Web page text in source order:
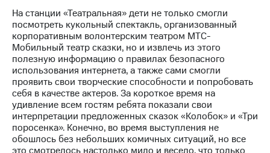
Финансовая
отчетность
Контакты
Новости
в
регионе
и акционерам
Корпоративное
управление
На станции «Театральная» дети не только смогли
посмотреть кукольный спектакль, организованный
корпоративным волонтерским театром МТС-
Мобильный театр сказки, но и извлечь из этого
полезную информацию о правилах безопасного
использования интернета, а также сами смогли
проявить свои творческие способности и попробовать
себя в качестве актеров. За короткое время на
удивление всем гостям ребята показали свои
интерпретации предложенных сказок «Колобок» и «Три
поросенка». Конечно, во время выступления не
обошлось без небольших комичных ситуаций, но все